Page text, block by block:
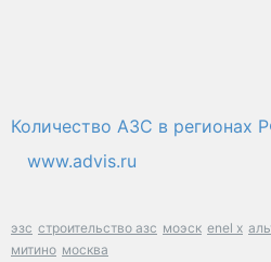
Количество АЗС в регионах
www.advis.ru
эзс строительство азс моэск enel x
митино москва